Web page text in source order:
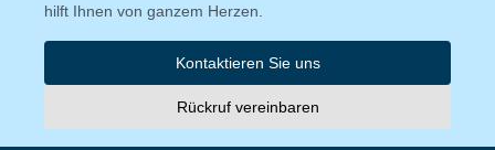
hilft Ihnen von ganzem Herzen.
Kontaktieren Sie uns
Rückruf vereinbaren